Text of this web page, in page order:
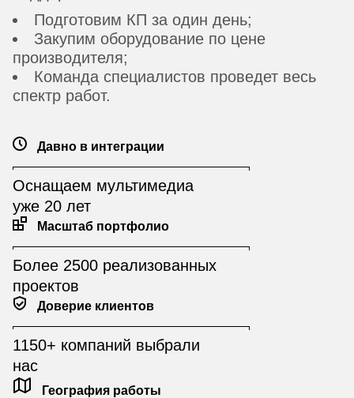
Подготовим КП за один день;
Закупим оборудование по цене
производителя;
Команда специалистов проведет весь
спектр работ.
Давно в интеграции
Оснащаем мультимедиа
уже 20 лет
Масштаб портфолио
Более 2500 реализованных
проектов
Доверие клиентов
1150+ компаний выбрали
нас
География работы